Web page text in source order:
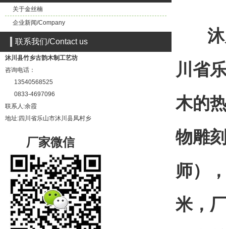
关于金丝楠
企业新闻/Company
联系我们/Contact us
沐川县竹乡古韵木制工艺坊
咨询电话：
13540568525
0833-4697096
联系人:余霞
地址:四川省乐山市沐川县凤村乡
厂家微信
沐川
川省
木的
物雕
师）
米，